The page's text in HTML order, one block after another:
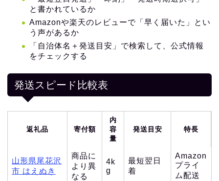
と書かれているか
Amazonや楽天のレビューで「早く届いた」とい
う声があるか
「自治体名＋発送目安」で検索して、公式情報
をチェックする
発送スピード比較表
返礼品 寄付額
内
容
量
発送目安 特長
山形県尾花沢
市 はえぬき
商品に
より異
なる
4k
g
最短翌日
着
Amazon
プライ
ム配送